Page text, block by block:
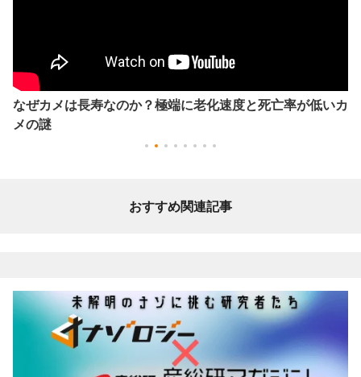
なぜカメは長寿なのか？極端に老化速度と死亡率が低いカ
メの謎
おすすめ関連記事